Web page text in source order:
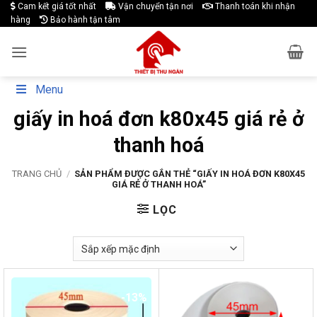
Skip
to
Cam kết giá tốt nhất Vận chuyển tận nơi
Thanh toán khi nhận
hàng
Bảo hành tận tâm
Menu
giấy in hoá đơn k80x45 giá rẻ ở
thanh hoá
TRANG CHỦ / SẢN PHẨM ĐƯỢC GẮN THẺ “GIẤY IN HOÁ ĐƠN K80X45
GIÁ RẺ Ở THANH HOÁ”
LỌC
-13% -17%